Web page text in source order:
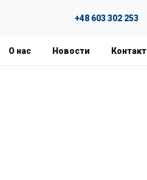
+48 603 302 253
О нас Новости Контакт